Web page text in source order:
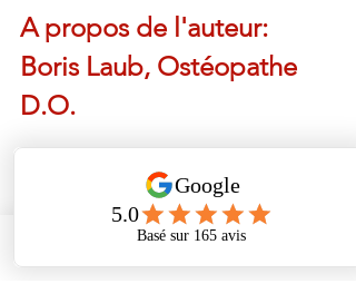
A propos de l'auteur:
Boris Laub, Ostéopathe
D.O.